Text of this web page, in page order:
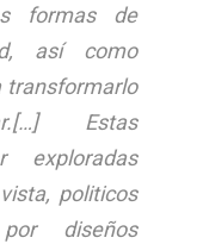
formas de
así como
transformarlo
Estas
exploradas
politicos
diseños